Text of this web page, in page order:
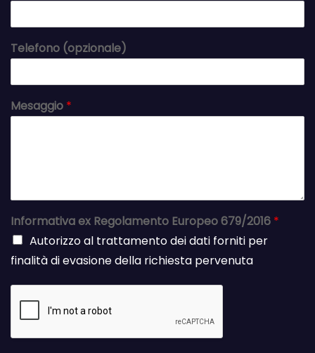
Telefono (opzionale)
Mesaggio *
Informativa ex Regolamento Europeo 679/2016 *
Autorizzo al trattamento dei dati forniti per
finalità di evasione della richiesta pervenuta